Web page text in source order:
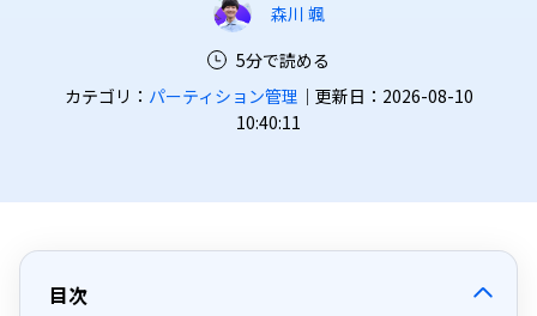
森川 颯
5分で読める
カテゴリ： パーティション管理 ｜更新日：2026-08-10
10:40:11
目次